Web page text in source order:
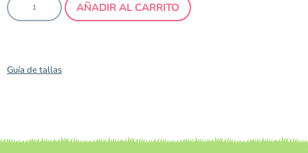
AÑADIR AL CARRITO
Guía de tallas